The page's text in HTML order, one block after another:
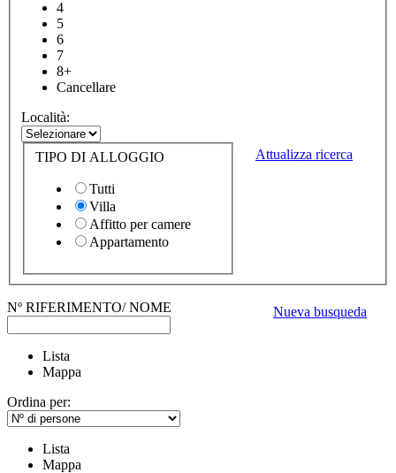
4
5
6
7
8+
Cancellare
Località:
Attualizza ricerca
TIPO DI ALLOGGIO
Tutti
Villa
Affitto per camere
Appartamento
Nueva busqueda
Nº RIFERIMENTO/ NOME
Lista
Mappa
Ordina per:
Lista
Mappa